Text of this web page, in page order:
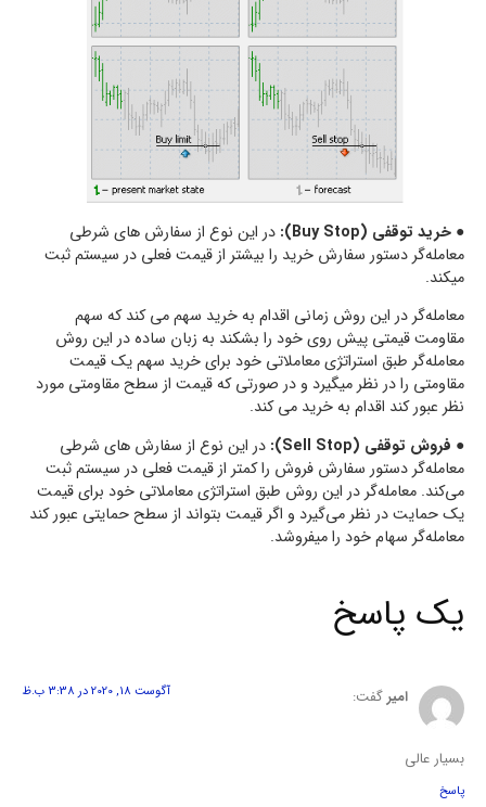
● خرید توقفی (Buy Stop):
در این نوع از سفارش های شرطی
معامله‌گر دستور سفارش خرید را بیشتر از قیمت فعلی در سیستم ثبت
میکند.
معامله‌گر در این روش زمانی اقدام به خرید سهم می کند که سهم
مقاومت قیمتی پیش روی خود را بشکند به زبان ساده در این روش
معامله‌گر طبق استراتژی معاملاتی خود برای خرید سهم یک قیمت
مقاومتی را در نظر میگیرد و در صورتی که قیمت از سطح مقاومتی مورد
نظر عبور کند اقدام به خرید می کند.
● فروش توقفی (Sell Stop):
در این نوع از سفارش های شرطی
معامله‌گر دستور سفارش فروش را کمتر از قیمت فعلی در سیستم ثبت
می‌کند. معامله‌گر در این روش طبق استراتژی معاملاتی خود برای قیمت
یک حمایت در نظر می‌گیرد و اگر قیمت بتواند از سطح حمایتی عبور کند
معامله‌گر سهام خود را میفروشد.
یک پاسخ
امیرگفت: آگوست 18, 2020 در 3:38 ب.ظ
بسیار عالی
پاسخ